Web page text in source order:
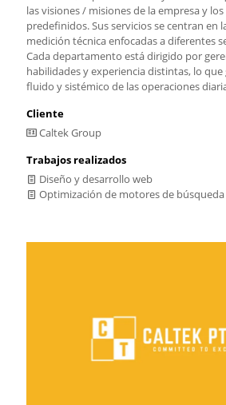
las visiones / misiones de la empresa y
predefinidos. Sus servicios se centran en
medición técnica enfocadas a diferentes
Cada departamento está dirigido por
habilidades y experiencia distintas, lo
fluido y sistémico de las operaciones
Cliente
Caltek Group
Trabajos realizados
Diseño y desarrollo web
Optimización de motores de búsqueda